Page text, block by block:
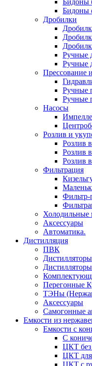
Бидоны
Бидоны
Дробилки
Ручные
Ручные
Прессование
Ручные
Ручные
Насосы
Розлив и
Розлив
Розлив
Розлив
Фильтрация
Фильтр-
Аксессуары
Автоматика.
Дистилляция
ПВК
Дистилляторы
Перегонные
ТЭНы
Аксессуары
Самогонные
Емкости из
Емкости с
С
ЦКТ без
ЦКТ
ЦКТ с